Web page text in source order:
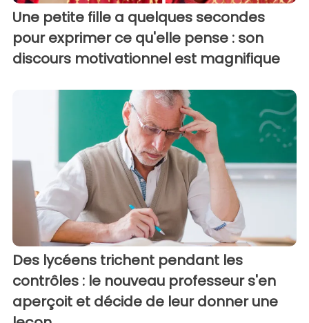
Une petite fille a quelques secondes
pour exprimer ce qu'elle pense : son
discours motivationnel est magnifique
Des lycéens trichent pendant les
contrôles : le nouveau professeur s'en
aperçoit et décide de leur donner une